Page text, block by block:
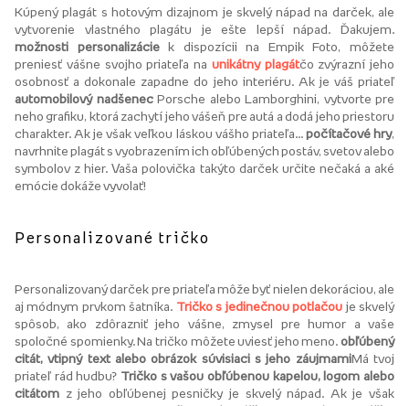
Kúpený plagát s hotovým dizajnom je skvelý nápad na darček, ale
vytvorenie vlastného plagátu je ešte lepší nápad. Ďakujem.
možnosti personalizáciek dispozícii na Empik Foto, môžete
preniesť vášne svojho priateľa na unikátny plagátčo zvýrazní jeho
osobnosť a dokonale zapadne do jeho interiéru. Ak je váš priateľ
automobilový nadšenecPorsche alebo Lamborghini, vytvorte pre
neho grafiku, ktorá zachytí jeho vášeň pre autá a dodá jeho priestoru
charakter. Ak je však veľkou láskou vášho priateľa... počítačové hry,
navrhnite plagát s vyobrazením ich obľúbených postáv, svetov alebo
symbolov z hier. Vaša polovička takýto darček určite nečaká a aké
emócie dokáže vyvolať!
Personalizované tričko
Personalizovaný darček pre priateľa môže byť nielen dekoráciou, ale
aj módnym prvkom šatníka. Tričko s jedinečnou potlačou je skvelý
spôsob, ako zdôrazniť jeho vášne, zmysel pre humor a vaše
spoločné spomienky. Na tričko môžete uviesť jeho meno. obľúbený
citát, vtipný text alebo obrázok súvisiaci s jeho záujmamiMá tvoj
priateľ rád hudbu? Tričko s vašou obľúbenou kapelou, logom alebo
citátom z jeho obľúbenej pesničky je skvelý nápad. Ak je však